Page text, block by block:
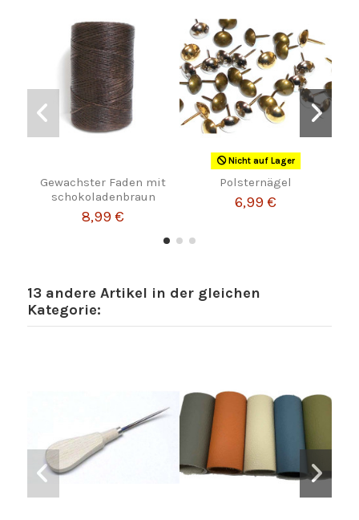
Gewachster Faden mit
schokoladenbraun
8,99 €
Nicht auf Lager
Polsternägel
6,99 €
13 andere Artikel in der gleichen
Kategorie: